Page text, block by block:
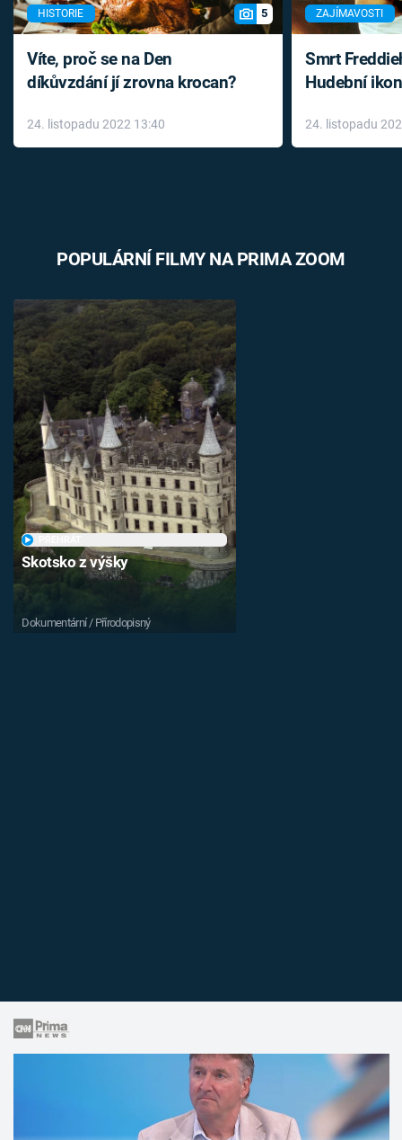
HISTORIE 5
Víte, proč se na Den
díkůvzdání jí zrovna krocan?
24. listopadu 2022 13:40
ZAJÍMAVOSTI
Smrt
Hudební
léky
24. listopadu
POPULÁRNÍ FILMY NA PRIMA ZOOM
Skotsko z výšky
Dokumentární / Přírodopisný